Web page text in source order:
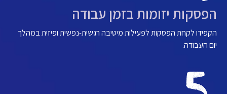
הפסקות יזומות בזמן עבודה
הקפידו לקחת הפסקות לפעילות מיטיבה רגשית-נפשית ופיזית במהלך
יום העבודה.